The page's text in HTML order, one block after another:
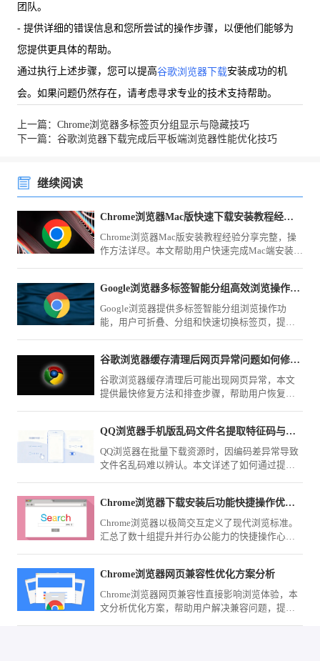
团队。
- 提供详细的错误信息和您所尝试的操作步骤，以便他们能够为
您提供更具体的帮助。
通过执行上述步骤，您可以提高谷歌浏览器下载安装成功的机
会。如果问题仍然存在，请考虑寻求专业的技术支持帮助。
上一篇：Chrome浏览器多标签页分组显示与隐藏技巧
下一篇：谷歌浏览器下载完成后平板端浏览器性能优化技巧
继续阅读
Chrome浏览器Mac版快速下载安装教程经验分享
Chrome浏览器Mac版安装教程经验分享完整，操
作方法详尽。本文帮助用户快速完成Mac端安装，
Google浏览器多标签智能分组高效浏览操作方法
Google浏览器提供多标签智能分组浏览操作功
能，用户可折叠、分组和快速切换标签页，提高
谷歌浏览器缓存清理后网页异常问题如何修复最快
谷歌浏览器缓存清理后可能出现网页异常，本文
提供最快修复方法和排查步骤，帮助用户恢复正
QQ浏览器手机版乱码文件名提取特征码与批量转码技巧
QQ浏览器在批量下载资源时，因编码差异常导致
文件名乱码难以辨认。本文详述了如何通过提取
载文件，告别乱码困扰。
Chrome浏览器下载安装后功能快捷操作优化教程
Chrome浏览器以极简交互定义了现代浏览标准。
汇总了数十组提升并行办公能力的快捷操作心
尖的精准调度实现网页浏览与任务处理的毫秒级
衔接，实现效能质变。
Chrome浏览器网页兼容性优化方案分析
Chrome浏览器网页兼容性直接影响浏览体验，本
文分析优化方案，帮助用户解决兼容问题，提高